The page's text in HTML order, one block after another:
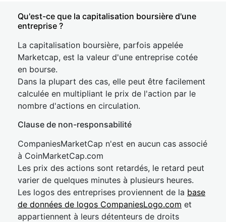
Qu'est-ce que la capitalisation boursière d'une
entreprise ?
La capitalisation boursière, parfois appelée
Marketcap, est la valeur d'une entreprise cotée
en bourse.
Dans la plupart des cas, elle peut être facilement
calculée en multipliant le prix de l'action par le
nombre d'actions en circulation.
Clause de non-responsabilité
CompaniesMarketCap n'est en aucun cas associé
à CoinMarketCap.com
Les prix des actions sont retardés, le retard peut
varier de quelques minutes à plusieurs heures.
Les logos des entreprises proviennent de la base
de données de logos CompaniesLogo.com et
appartiennent à leurs détenteurs de droits